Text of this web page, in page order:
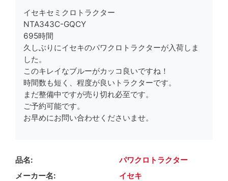
イセキセミクロトラクター
NTA343C-GQCY
695時間
久しぶりにイセキのパワクロトラクターが入荷しま
した。
このキレイなブルーがカッコ良いですね！
時間数も短く、程度が良いトラクターです。
まだ整備中ですが売り切れ必至です。
ご予約可能です。
お早めにお問い合わせくださいませ。
品名
パワクロトラクター
メーカー名
イセキ